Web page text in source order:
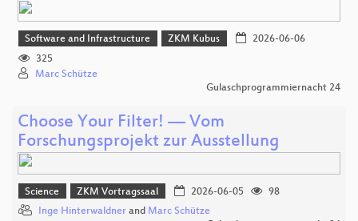
Software and Infrastructure ZKM Kubus
2026-06-06
325
Marc Schütze
Gulaschprogrammiernacht 24
Choose Your Filter! — Vom
Forschungsprojekt zur Ausstellung
Science ZKM Vortragssaal 2026-06-05
98
Inge Hinterwaldner and Marc Schütze